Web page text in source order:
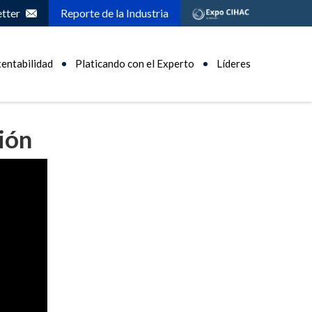
Reporte de la Industria
Platicando con el Experto Líderes